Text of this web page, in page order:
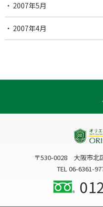
2007年5月
2007年4月
〒530-0028 大阪市北
TEL 06-6361-